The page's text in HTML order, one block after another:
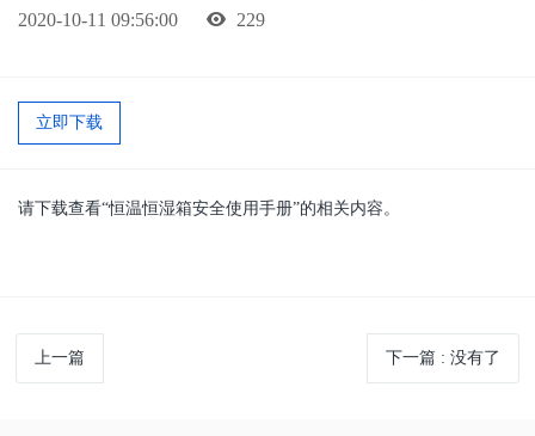
2020-10-11 09:56:00 229
立即下载
请下载查看“恒温恒湿箱安全使用手册”的相关内容。
上一篇 下一篇 : 没有了